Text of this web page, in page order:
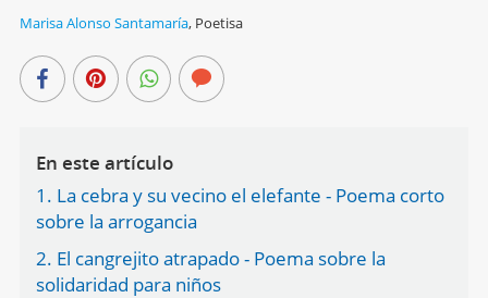
Marisa Alonso Santamaría, Poetisa
En este artículo
1. La cebra y su vecino el elefante - Poema corto
sobre la arrogancia
2. El cangrejito atrapado - Poema sobre la
solidaridad para niños